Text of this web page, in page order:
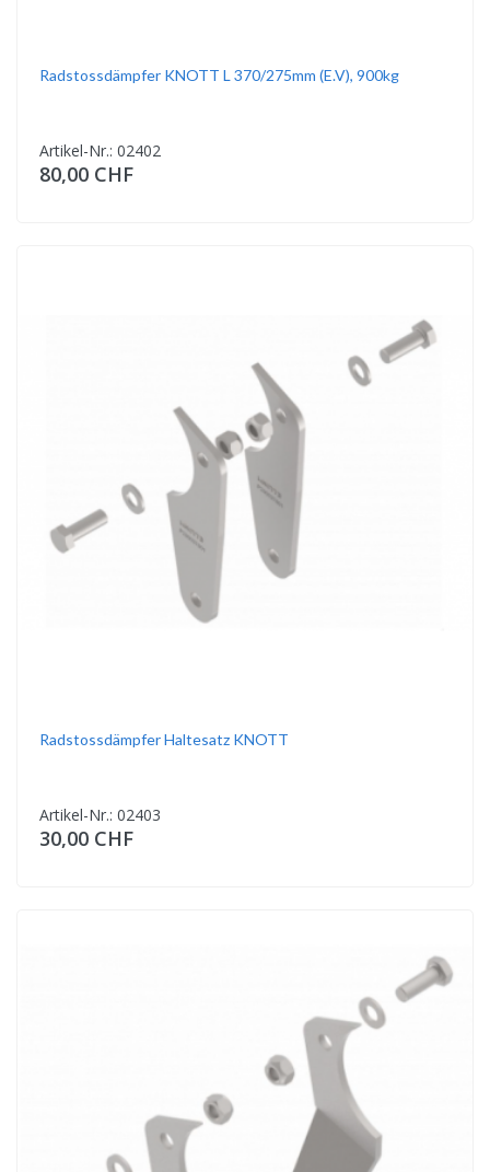
Radstossdämpfer KNOTT L 370/275mm (E.v), 900kg
Artikel-Nr.: 02402
80,00 CHF
Radstossdämpfer Haltesatz KNOTT
Artikel-Nr.: 02403
30,00 CHF